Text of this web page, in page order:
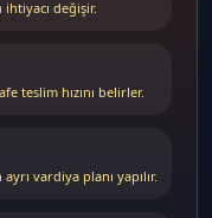
ihtiyacı değişir.
teslim hızını belirler.
vardiya planı yapılır.